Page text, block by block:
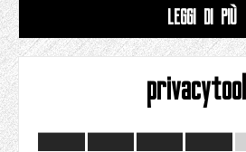
LEGGI DI PIÙ